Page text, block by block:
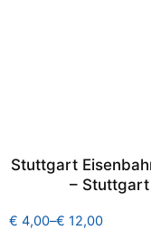
Stuttgart
– Stuttgart
€ 4,00–€ 12,00